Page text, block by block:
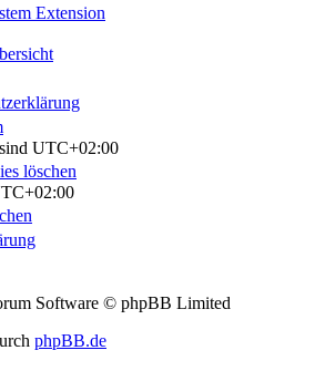
Extension
UTC+02:00
löschen
Software © phpBB Limited
phpBB.de